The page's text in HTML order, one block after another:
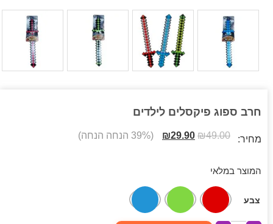
חרב ספוג פיקסלים לילדים
מחיר: ₪49.00
₪29.90 (39% הנחה הנחה)
המוצר במלאי
צבע